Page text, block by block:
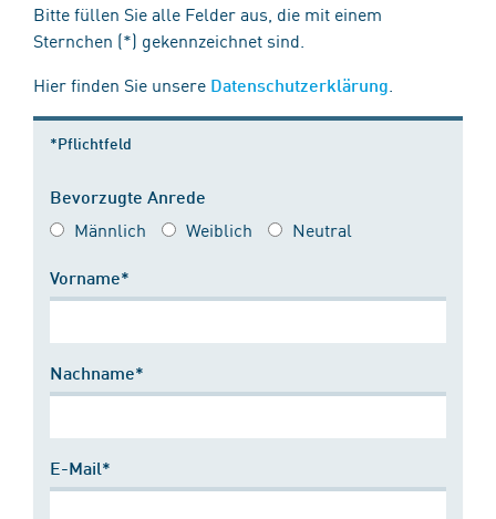
Bitte füllen Sie alle Felder aus, die mit einem
Sternchen (*) gekennzeichnet sind.
Hier finden Sie unsere Datenschutzerklärung
*Pflichtfeld
Bevorzugte Anrede
Männlich Weiblich Neutral
Vorname*
Nachname*
E-Mail*